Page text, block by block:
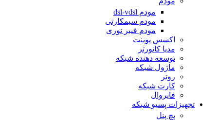
مودم dsl-vdsl
مودم سیمکارتی
مودم فیبر نوری
اکسس پوینت
مدیا کانورتر
توسعه دهنده شبکه
ماژول شبکه
روتر
کارت شبکه
فایروال
تجهیزات پسیو شبکه
پچ پنل